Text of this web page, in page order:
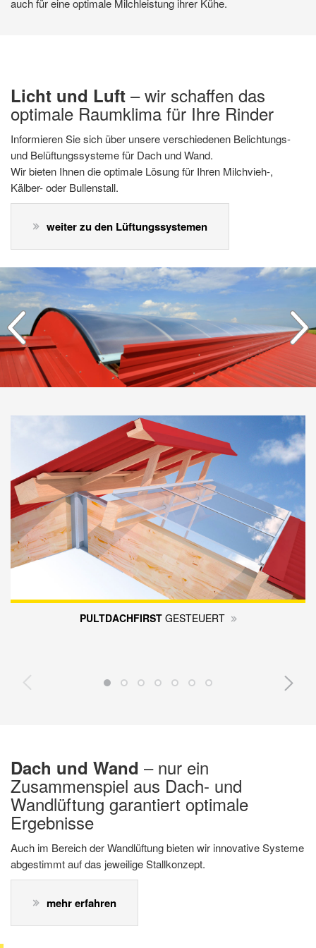
komfortable und entspannte Melken Ihrer Kuhherde im
auch für eine optimale Milchleistung ihrer Kühe.
Wandkonstruktionen. Unsere Fachberater stehen Ihnen dabei
komfortable und entspannte Melken Ihrer Kuhherde im
auch für eine optimale Milchleistung ihrer Kühe.
Licht und Luft – wir schaffen das
optimale Raumklima für Ihre Rinder
Informieren Sie sich über unsere verschiedenen Belichtungs-
und Belüftungssysteme für Dach und Wand.
Wir bieten Ihnen die optimale Lösung für Ihren Milchvieh-,
Kälber- oder Bullenstall.
weiter zu den Lüftungssystemen
PULTDACH­FIRSTGE­STEUERT
Dach und Wand – nur ein
Zusammenspiel aus Dach- und
Wandlüftung garantiert optimale
Ergebnisse
Auch im Bereich der Wandlüftung bieten wir innovative Systeme
abgestimmt auf das jeweilige Stallkonzept.
mehr erfahren